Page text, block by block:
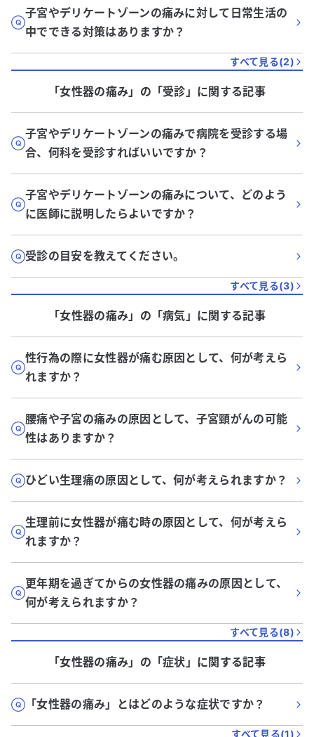
子宮やデリケートゾーンの痛みに対して日常生活の
中でできる対策はありますか？
すべて見る(2)
「女性器の痛み」 の「受診 」に関する記事
子宮やデリケートゾーンの痛みで病院を受診する場
合、何科を受診すればいいですか？
子宮やデリケートゾーンの痛みについて、どのよう
に医師に説明したらよいですか？
受診の目安を教えてください。
すべて見る(3)
「女性器の痛み」 の「病気 」に関する記事
性行為の際に女性器が痛む原因として、何が考えら
れますか？
腰痛や子宮の痛みの原因として、子宮頸がんの可能
性はありますか？
ひどい生理痛の原因として、何が考えられますか？
生理前に女性器が痛む時の原因として、何が考えら
れますか？
更年期を過ぎてからの女性器の痛みの原因として、
何が考えられますか？
すべて見る(8)
「女性器の痛み」 の「症状 」に関する記事
「女性器の痛み」とはどのような症状ですか？
すべて見る(1)